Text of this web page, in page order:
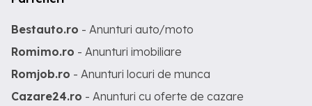
Bestauto.ro - Anunturi auto/moto
Romimo.ro - Anunturi imobiliare
Romjob.ro - Anunturi locuri de munca
Cazare24.ro - Anunturi cu oferte de cazare